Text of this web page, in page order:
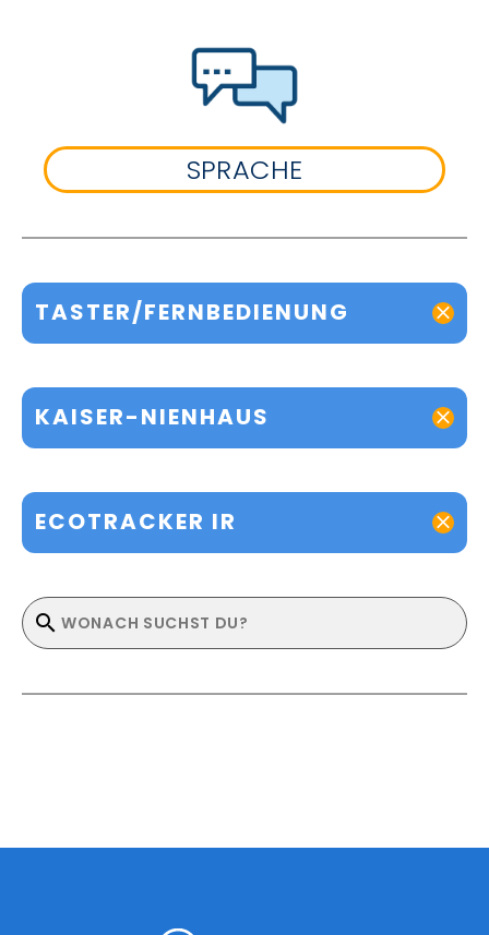
SPRACHE
TASTER/FERNBEDIENUNG
KAISER-NIENHAUS
ECOTRACKER IR